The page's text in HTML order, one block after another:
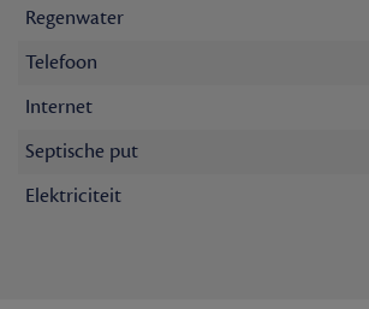
Regenwater
Telefoon
Internet
Septische put
Elektriciteit